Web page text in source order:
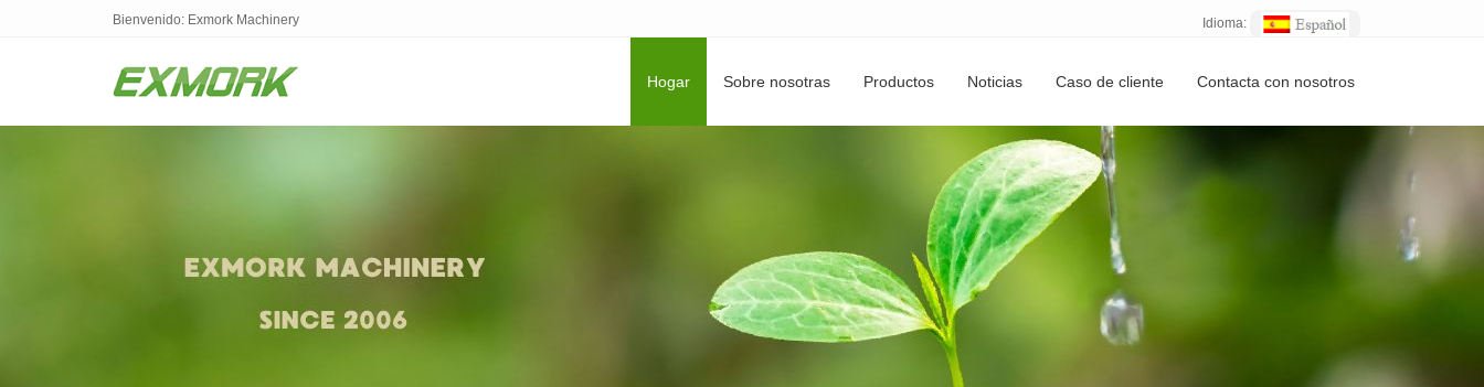
Bienvenido: Exmork Machinery Idioma:
Hogar Sobre nosotras Productos Noticias Caso de cliente Contacta con nosotros